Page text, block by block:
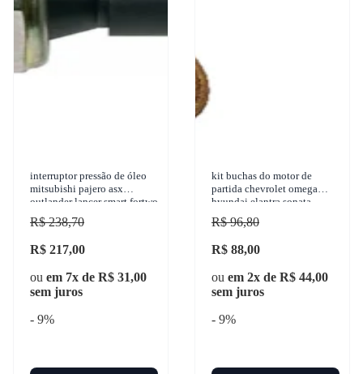
interruptor pressão de óleo
mitsubishi pajero asx
outlander lancer smart fortwo
1990-2017 3-rho - 3314
R$ 238,70
R$ 217,00
ou em 7x de R$ 31,00
sem juros
- 9%
kit buchas do motor de
partida chevrolet omega
hyundai elantra sonata
tucson mitsubishi pajero
1990-2018 war - w-2193
R$ 96,80
R$ 88,00
ou em 2x de R$ 44,00
sem juros
- 9%